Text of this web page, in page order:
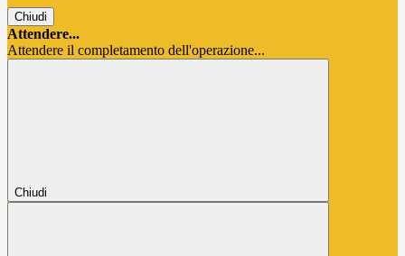
Chiudi
Attendere...
Attendere il completamento dell'operazione...
Chiudi